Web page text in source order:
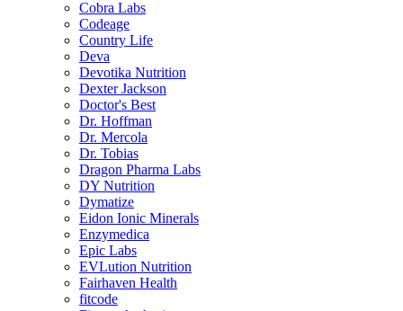
Cobra Labs
Codeage
Country Life
Deva
Devotika Nutrition
Dexter Jackson
Doctor's Best
Dr. Hoffman
Dr. Mercola
Dr. Tobias
Dragon Pharma Labs
DY Nutrition
Dymatize
Eidon Ionic Minerals
Enzymedica
Epic Labs
EVLution Nutrition
Fairhaven Health
fitcode